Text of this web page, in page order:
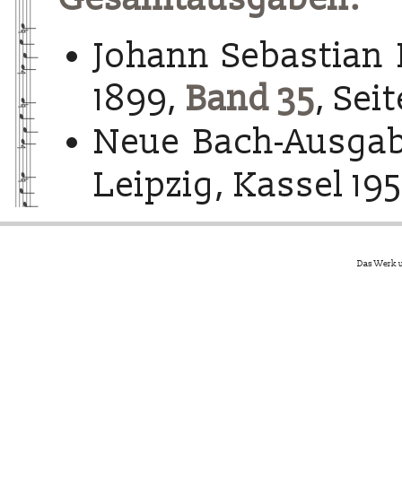
Johann Sebastian
1899, Band 35,
Neue Bach-
Leipzig, Kassel
Das Werk